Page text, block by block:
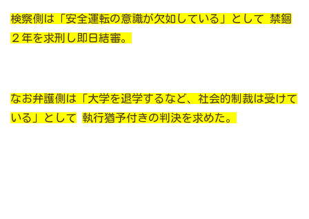
検察側は「安全運転の意識が欠如している」として 禁錮
２年を求刑し即日結審。
なお弁護側は「大学を退学するなど、社会的制裁は受けて
いる」として 執行猶予付きの判決を求めた。